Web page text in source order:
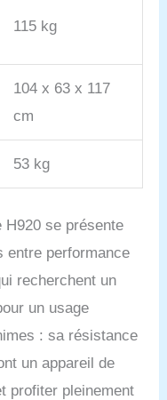
115 kg
104 x 63 x 117
cm
53 kg
H920 se présente
entre performance
recherchent un
un usage
: sa résistance
un appareil de
profiter pleinement